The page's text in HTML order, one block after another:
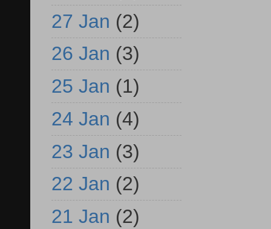
27 Jan (2)
26 Jan (3)
25 Jan (1)
24 Jan (4)
23 Jan (3)
22 Jan (2)
21 Jan (2)